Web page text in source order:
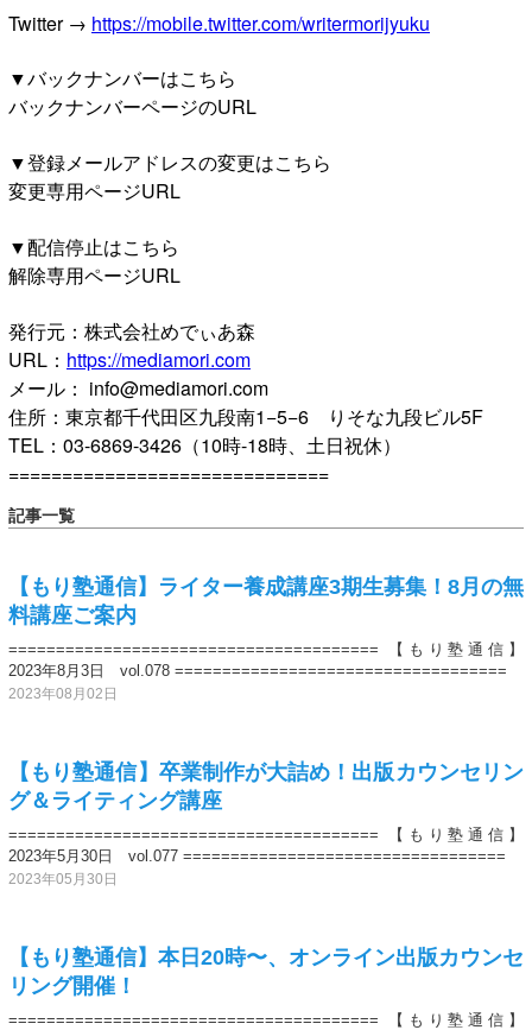
Twitter → https://mobile.twitter.com/writermorijyuku
▼バックナンバーはこちら
バックナンバーページのURL
▼登録メールアドレスの変更はこちら
変更専用ページURL
▼配信停止はこちら
解除専用ページURL
発行元：株式会社めでぃあ森
URL： https://mediamori.com
メール： info@mediamori.com
住所：東京都千代田区九段南1−5−6 りそな九段ビル5F
TEL：03-6869-3426（10時-18時、土日祝休）
==============================
記事一覧
【もり塾通信】ライター養成講座3期生募集！8月の無
料講座ご案内
======================================= 【もり塾通信】
2023年8月3日 vol.078 ===================================
2023年08月02日
【もり塾通信】卒業制作が大詰め！出版カウンセリン
グ＆ライティング講座
======================================= 【もり塾通信】
2023年5月30日 vol.077 ==================================
2023年05月30日
【もり塾通信】本日20時〜、オンライン出版カウンセ
リング開催！
======================================= 【もり塾通信】